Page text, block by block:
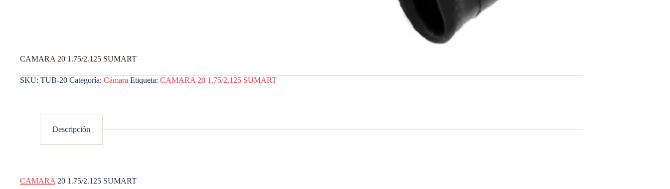
CAMARA 20 1.75/2.125 SUMART
SKU: TUB-20 Categoría: Cámara Etiqueta: CAMARA 20 1.75/2.125 SUMART
Descripción
CAMARA 20 1.75/2.125 SUMART